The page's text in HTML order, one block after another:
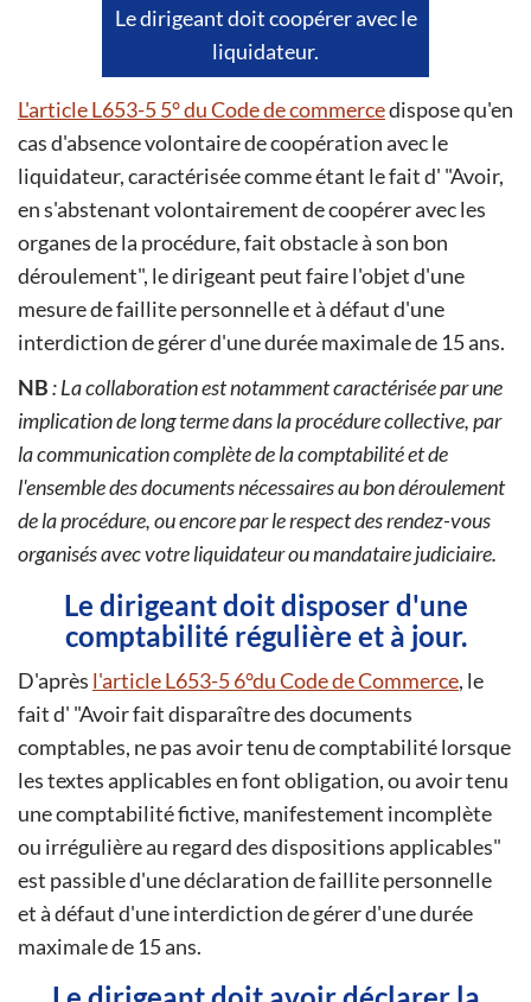
Le dirigeant doit coopérer avec le
liquidateur.
L'article L653-5 5° du Code de commercedispose qu'en
cas d'absence volontaire de coopération avec le
liquidateur, caractérisée comme étant le fait d' "Avoir,
en s'abstenant volontairement de coopérer avec les
organes de la procédure, fait obstacle à son bon
déroulement", le dirigeant peut faire l'objet d'une
mesure de faillite personnelle et à défaut d'une
interdiction de gérer d'une durée maximale de 15 ans.
NB: La collaboration est notamment caractérisée par une
implication de long terme dans la procédure collective, par
la communication complète de la comptabilité et de
l'ensemble des documents nécessaires au bon déroulement
de la procédure, ou encore par le respect des rendez-vous
organisés avec votre liquidateur ou mandataire judiciaire.
Le dirigeant doit disposer d'une
comptabilité régulière et à jour.
D'après l'article L653-5 6°du Code de Commerce, le
fait d' Avoir fait disparaître des documents
comptables, ne pas avoir tenu de comptabilité lorsque
les textes applicables en font obligation, ou avoir tenu
une comptabilité fictive, manifestement incomplète
ou irrégulière au regard des dispositions applicables
est passible d'une déclaration de faillite personnelle
et à défaut d'une interdiction de gérer d'une durée
maximale de 15 ans.